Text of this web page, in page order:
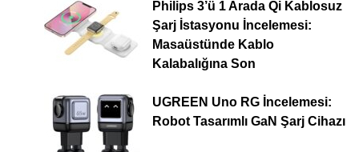
Philips 3’ü 1 Arada Qi Kablosuz
Şarj İstasyonu İncelemesi:
Masaüstünde Kablo
Kalabalığına Son
UGREEN Uno RG İncelemesi:
Robot Tasarımlı GaN Şarj Cihazı